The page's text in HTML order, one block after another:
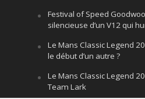
Festival of Speed
silencieuse d’un V12 qui
Le Mans Classic Legend
le début d’un autre ?
Le Mans Classic Legend
Team Lark